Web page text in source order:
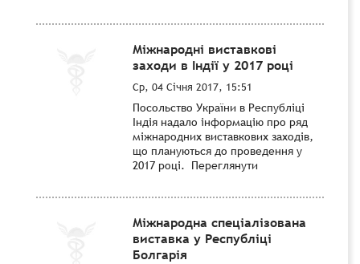
Міжнародні виставкові
заходи в Індії у 2017 році
Ср, 04 Січня 2017, 15:51
Посольство України в Республіці
Індія надало інформацію про ряд
міжнародних виставкових заходів,
що плануються до проведення у
2017 році. Переглянути
Міжнародна спеціалізована
виставка у Республіці
Болгарія